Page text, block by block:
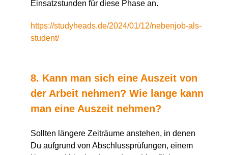
Einsatzstunden für diese Phase an.
https://studyheads.de/2024/01/12/nebenjob-als-
student/
8. Kann man sich eine Auszeit von
der Arbeit nehmen? Wie lange kann
man eine Auszeit nehmen?
Sollten längere Zeiträume anstehen, in denen
Du aufgrund von Abschlussprüfungen, einem